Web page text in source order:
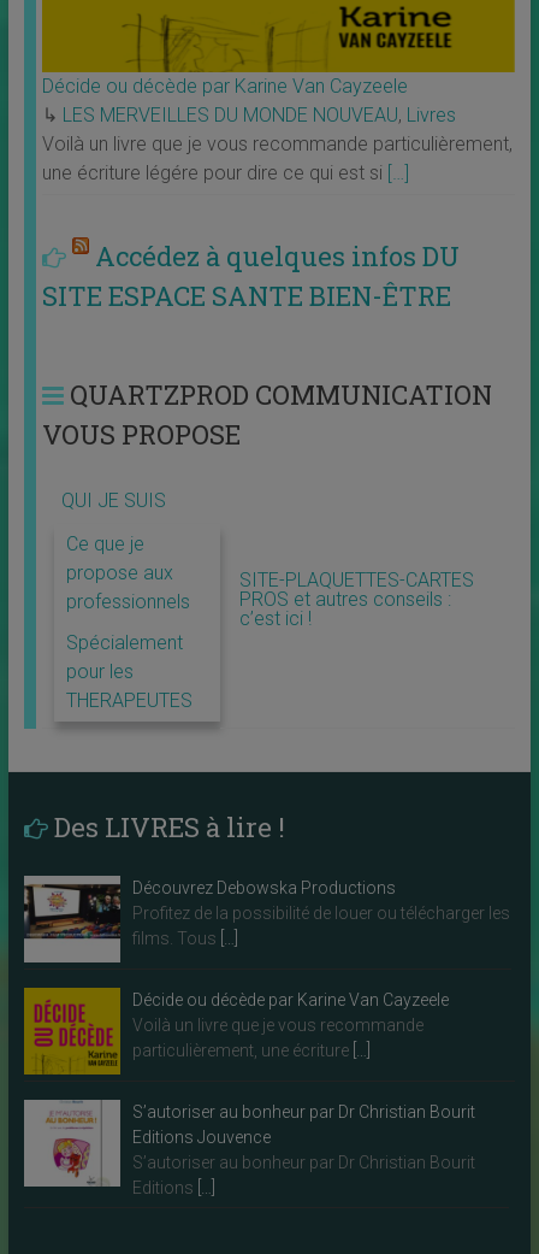
Décide ou décède par Karine Van Cayzeele
↳ LES MERVEILLES DU MONDE NOUVEAU, Livres
Voilà un livre que je vous recommande particulièrement,
une écriture légére pour dire ce qui est si […]
Accédez à quelques infos DU
SITE ESPACE SANTE BIEN-ÊTRE
QUARTZPROD COMMUNICATION
VOUS PROPOSE
QUI JE SUIS
Ce que je
propose aux
professionnels
Spécialement
pour les
THERAPEUTES
SITE-PLAQUETTES-CARTES
PROS et autres conseils :
c’est ici !
Des LIVRES à lire !
Découvrez Debowska Productions
Profitez de la possibilité de louer ou télécharger les
films. Tous
Décide ou décède par Karine Van Cayzeele
Voilà un livre que je vous recommande
particulièrement, une écriture
S’autoriser au bonheur par Dr Christian Bourit
Editions Jouvence
S’autoriser au bonheur par Dr Christian Bourit
Editions